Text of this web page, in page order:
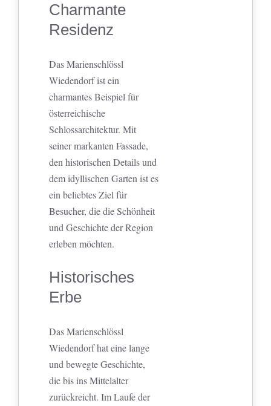
Charmante
Residenz
Das Marienschlössl
Wiedendorf ist ein
charmantes Beispiel für
österreichische
Schlossarchitektur. Mit
seiner markanten Fassade,
den historischen Details und
dem idyllischen Garten ist es
ein beliebtes Ziel für
Besucher, die die Schönheit
und Geschichte der Region
erleben möchten.
Historisches
Erbe
Das Marienschlössl
Wiedendorf hat eine lange
und bewegte Geschichte,
die bis ins Mittelalter
zurückreicht. Im Laufe der